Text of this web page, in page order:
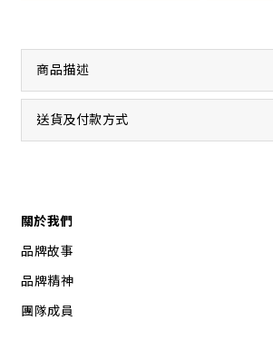
商品描述
送貨及付款方式
關於我們
品牌故事
品牌精神
團隊成員